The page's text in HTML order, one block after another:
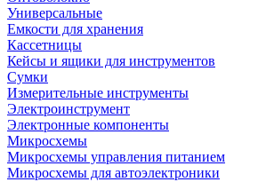
Универсальные
Емкости для хранения
Кассетницы
Кейсы и ящики для инструментов
Сумки
Измерительные инструменты
Электроинструмент
Электронные компоненты
Микросхемы
Микросхемы управления питанием
Микросхемы для автоэлектроники